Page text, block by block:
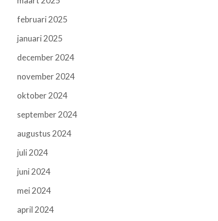
februari 2025
januari 2025
december 2024
november 2024
oktober 2024
september 2024
augustus 2024
juli 2024
juni 2024
mei 2024
april 2024